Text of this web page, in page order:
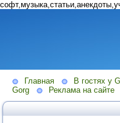
Главная
В гостях у
Gorg
Реклама на сайте